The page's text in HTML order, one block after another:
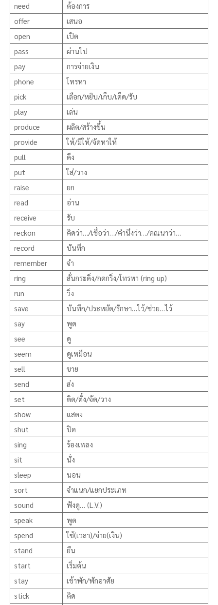
need
ต้องการ
offer
เสนอ
open
เปิด
pass
ผ่านไป
pay
การจ่ายเงิน
phone
โทรหา
pick
เลือก/หยิบ/เก็บ/เด็ด/รับ
play
เล่น
produce
ผลิต/สร้างขึ้น
provide
ให้/มีให้/จัดหาให้
pull
ดึง
put
ใส่/วาง
raise
ยก
read
อ่าน
receive
รับ
reckon
คิดว่า…/เชื่อว่า…/คำนึงว่า…/คณนาว่า…
record
บันทึก
remember
จำ
ring
สั่นกระดิ่ง/กดกริ่ง/โทรหา (ring up)
run
วิ่ง
save
บันทึก/ประหยัด/รักษา…ไว้/ช่วย…ไว้
say
พูด
see
ดู
seem
ดูเหมือน
sell
ขาย
send
ส่ง
set
ติด/ตั้ง/จัด/วาง
show
แสดง
shut
ปิด
sing
ร้องเพลง
sit
นั่ง
sleep
นอน
sort
จำแนก/แยกประเภท
sound
ฟังดู… (L.V.)
speak
พูด
spend
ใช้(เวลา)/จ่าย(เงิน)
stand
ยืน
start
เริ่มต้น
stay
เข้าพัก/พักอาศัย
stick
ติด